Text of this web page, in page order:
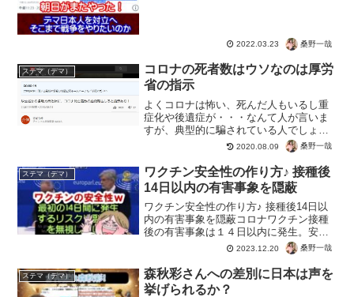
2022.03.23 桑野一哉
ステマ（デマ）
コロナの死者数はウソなのは厚労
省の指示
よくコロナは怖い、死んだ人もいるし重
症化や後遺症が・・・なんて人が言いま
すが、典型的に騙されている人でしょ
う。以前のこれについて、自治体に問い
合わせた人の動画。【コロナは死因問わ
ず死亡者数にカウントで！】コロナじゃ
なくてもコロナの死者にして...
2020.08.09 桑野一哉
ステマ（デマ）
ワクチン安全性の作り方♪ 接種後
14日以内の有害事象を隠蔽
ワクチン安全性の作り方♪ 接種後14日以
内の有害事象を隠蔽コロナワクチン接種
後の有害事象は１４日以内に発生。安全
性を偽るために危険な２週間の被害はカ
ウントから除外。このようにして都合の
よいデータで安全性が証明と偽ってい
た。政府による情報の改...
2023.12.20 桑野一哉
ステマ（デマ）
森秋彩さんへの差別に日本は声を
挙げられるか？